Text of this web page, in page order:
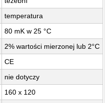
temperatura
80 mK w 25 °C
2% wartości mierzonej lub 2°C
CE
nie dotyczy
160 x 120